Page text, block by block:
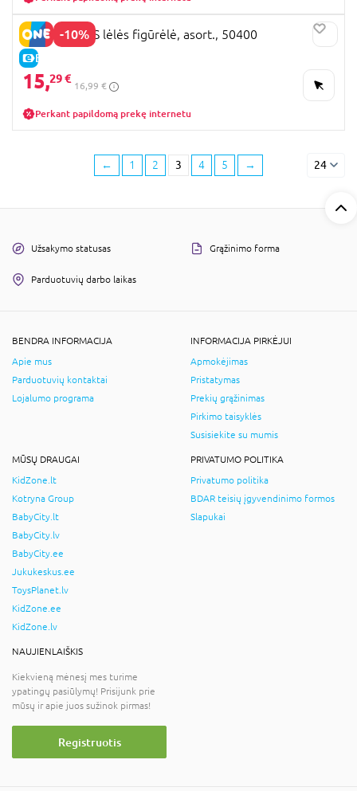
-10%
E-KAINA
MIRACULOUS lėlės figūrėlė, asort., 50400
15,29 €
16,99 €
Perkant papildomą prekę internetu
← 1 2 3 4 5 → 24
Užsakymo statusas Grąžinimo forma
Parduotuvių darbo laikas
BENDRA INFORMACIJA
Apie mus
Parduotuvių kontaktai
Lojalumo programa
INFORMACIJA PIRKĖJUI
Apmokėjimas
Pristatymas
Prekių grąžinimas
Pirkimo taisyklės
Susisiekite su mumis
MŪSŲ DRAUGAI
KidZone.lt
Kotryna Group
BabyCity.lt
BabyCity.lv
BabyCity.ee
Jukukeskus.ee
ToysPlanet.lv
KidZone.ee
KidZone.lv
PRIVATUMO POLITIKA
Privatumo politika
BDAR teisių įgyvendinimo formos
Slapukai
NAUJIENLAIŠKIS
Kiekvieną mėnesį mes turime
ypatingų pasiūlymų! Prisijunk prie
mūsų ir apie juos sužinok pirmas!
Registruotis